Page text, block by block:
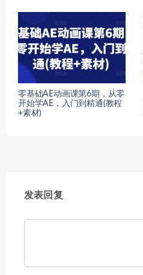
零基础AE动画课第6期，从零
开始学AE，入门到精通(教程
+素材)
发表回复